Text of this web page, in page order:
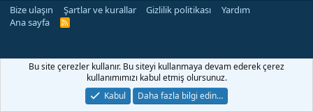
Bize ulaşın Şartlar ve kurallar Gizlilik politikası
Yardım
Ana sayfa
R
Bu site çerezler kullanır. Bu siteyi kullanmaya devam ederek çerez
kullanımımızı kabul etmiş olursunuz.
Kabul
Daha fazla bilgi edin…